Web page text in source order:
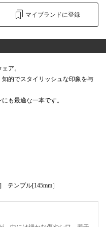
マイブランドに登録
ア。
的でスタイリッシュな印象を与
も最適な一本です。
ンプル[145mm］